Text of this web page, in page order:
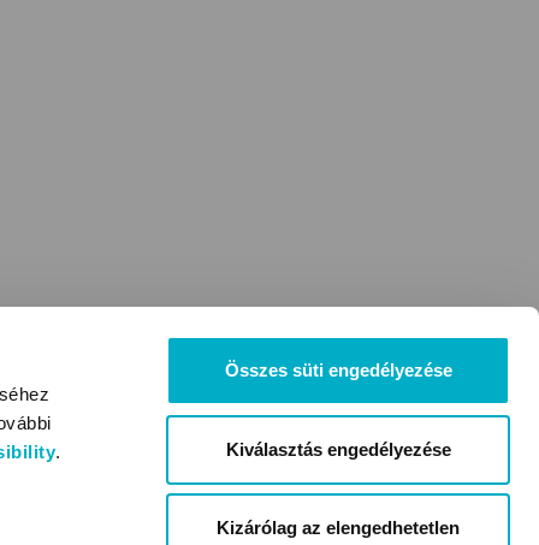
.
Összes süti engedélyezése
Kiválasztás engedélyezése
Kizárólag az elengedhetetlen